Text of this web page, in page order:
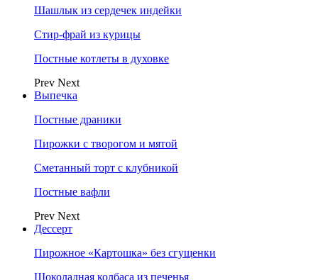
Шашлык из сердечек индейки
Стир-фрай из курицы
Постные котлеты в духовке
Prev Next
Выпечка
Постные драники
Пирожки с творогом и мятой
Сметанный торт с клубникой
Постные вафли
Prev Next
Дессерт
Пирожное «Картошка» без сгущенки
Шоколадная колбаса из печенья